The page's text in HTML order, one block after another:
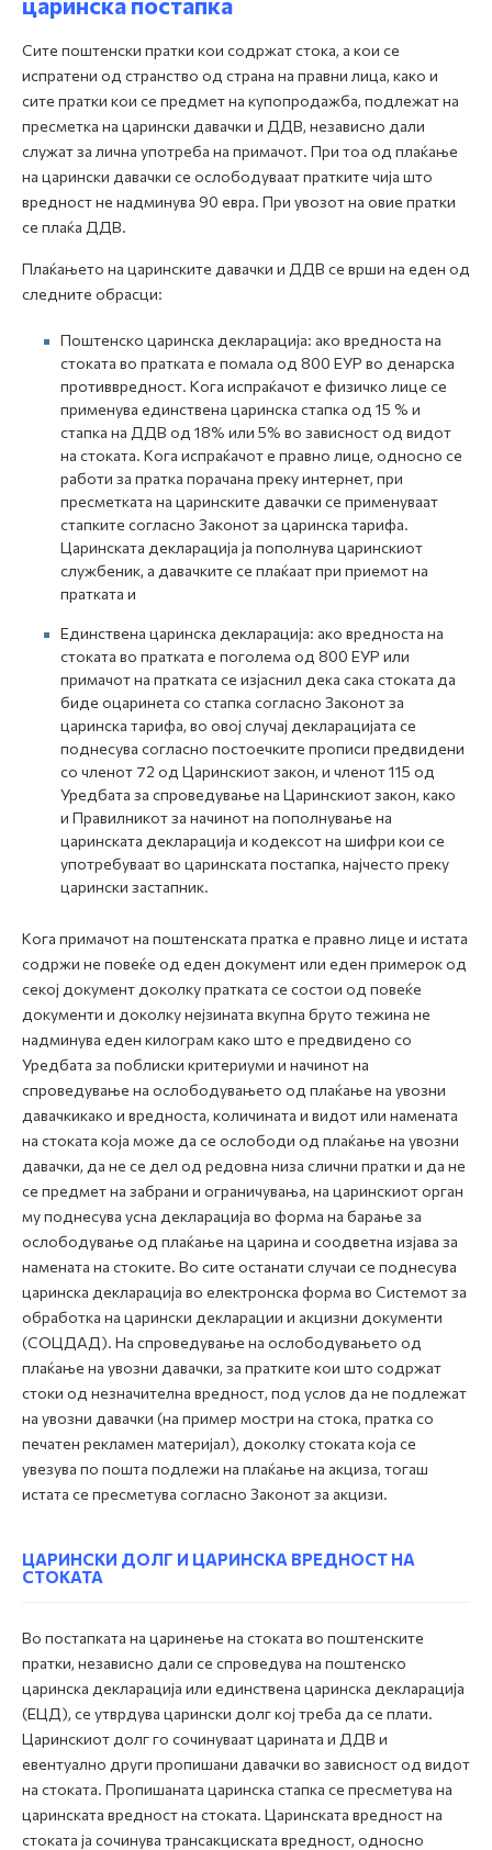
Сите поштенски пратки кои содржат стока, а кои се
испратени од странство од страна на правни лица, како и
сите пратки кои се предмет на купопродажба, подлежат на
пресметка на царински давачки и ДДВ, независно дали
служат за лична употреба на примачот. При тоа од плаќање
на царински давачки се ослободуваат пратките чија што
вредност не надминува 90 евра. При увозот на овие пратки
се плаќа ДДВ.
Плаќањето на царинските давачки и ДДВ се врши на еден од
следните обрасци:
Поштенско царинска декларација: ако вредноста на
стоката во пратката е помала од 800 ЕУР во денарска
противвредност. Кога испраќачот е физичко лице се
применува единствена царинска стапка од 15 % и
стапка на ДДВ од 18% или 5% во зависност од видот
на стоката. Кога испраќачот е правно лице, односно се
работи за пратка порачана преку интернет, при
пресметката на царинските давачки се применуваат
стапките согласно Законот за царинска тарифа.
Царинската декларација ја пополнува царинскиот
службеник, а давачките се плаќаат при приемот на
пратката и
Единствена царинска декларација: ако вредноста на
стоката во пратката е поголема од 800 ЕУР или
примачот на пратката се изјаснил дека сака стоката да
биде оцаринета со стапка согласно Законот за
царинска тарифа, во овој случај декларацијата се
поднесува согласно постоечките прописи предвидени
со членот 72 од Царинскиот закон, и членот 115 од
Уредбата за спроведување на Царинскиот закон, како
и Правилникот за начинот на пополнување на
царинската декларација и кодексот на шифри кои се
употребуваат во царинската постапка, најчесто преку
царински застапник.
Кога примачот на поштенската пратка е правно лице и истата
содржи не повеќе од еден документ или еден примерок од
секој документ доколку пратката се состои од повеќе
документи и доколку нејзината вкупна бруто тежина не
надминува еден килограм како што е предвидено со
Уредбата за поблиски критериуми и начинот на
спроведување на ослободувањето од плаќање на увозни
давачкикако и вредноста, количината и видот или намената
на стоката која може да се ослободи од плаќање на увозни
давачки, да не се дел од редовна низа слични пратки и да не
се предмет на забрани и ограничувања, на царинскиот орган
му поднесува усна декларација во форма на барање за
ослободување од плаќање на царина и соодветна изјава за
намената на стоките. Во сите останати случаи се поднесува
царинска декларација во електронска форма во Системот за
обработка на царински декларации и акцизни документи
(СОЦДАД). На спроведување на ослободувањето од
плаќање на увозни давачки, за пратките кои што содржат
стоки од незначителна вредност, под услов да не подлежат
на увозни давачки (на пример мостри на стока, пратка со
печатен рекламен материјал), доколку стоката која се
увезува по пошта подлежи на плаќање на акциза, тогаш
истата се пресметува согласно Законот за акцизи.
ЦАРИНСКИ ДОЛГ И ЦАРИНСКА ВРЕДНОСТ НА
СТОКАТА
Во постапката на царинење на стоката во поштенските
пратки, независно дали се спроведува на поштенско
царинска декларација или единствена царинска декларација
(ЕЦД), се утврдува царински долг кој треба да се плати.
Царинскиот долг го сочинуваат царината и ДДВ и
евентуално други пропишани давачки во зависност од видот
на стоката. Пропишаната царинска стапка се пресметува на
царинската вредност на стоката. Царинската вредност на
стоката ја сочинува трансакциската вредност, односно